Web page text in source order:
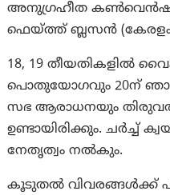
അനുഗ്രഹീത കൺവെൻഷൻ
ഫെയ്ത്ത് ബ്ലസൻ
18, 19 തീയതികളിൽ
പൊതുയോഗവും 20ന്
സഭ ആരാധനയും
ഉണ്ടായിരിക്കും. ചർച്ച്
നേതൃത്വം നൽകും.
കൂടുതൽ വിവരങ്ങൾക്ക്